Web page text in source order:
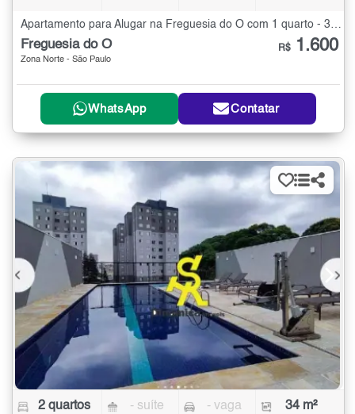
Apartamento para Alugar na Freguesia do Ó com 1 quarto - 35 m²
Freguesia do Ó
Zona Norte - São Paulo
R$ 1.600
WhatsApp Contatar
2 quartos - suíte - vaga 34 m²